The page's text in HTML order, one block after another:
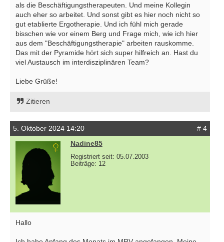
als die Beschäftigungstherapeuten. Und meine Kollegin
auch eher so arbeitet. Und sonst gibt es hier noch nicht so
gut etablierte Ergotherapie. Und ich fühl mich gerade
bisschen wie vor einem Berg und Frage mich, wie ich hier
aus dem "Beschäftigungstherapie" arbeiten rauskomme.
Das mit der Pyramide hört sich super hilfreich an. Hast du
viel Austausch im interdisziplinären Team?
Liebe Grüße!
Zitieren
5. Oktober 2024 14:20
# 4
Nadine85
Registriert seit: 05.07.2003
Beiträge: 12
Hallo